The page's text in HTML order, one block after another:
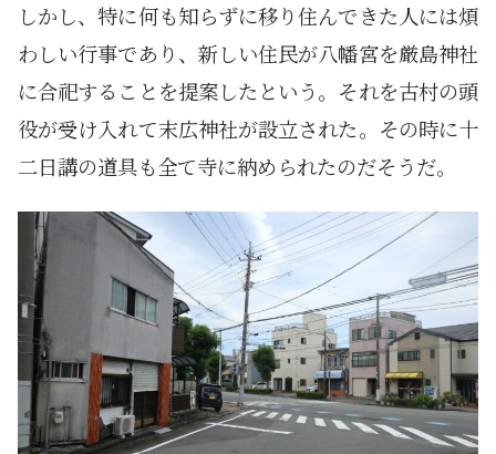
しかし、特に何も知らずに移り住んできた人には煩
わしい行事であり、新しい住民が八幡宮を厳島神社
に合祀することを提案したという。それを古村の頭
役が受け入れて末広神社が設立された。その時に十
二日講の道具も全て寺に納められたのだそうだ。